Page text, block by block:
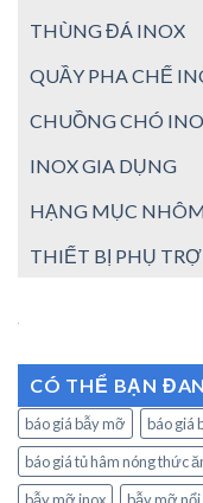
THÙNG ĐÁ INOX
QUẦY PHA CHẾ
CHUỒNG CHÓ
INOX GIA DỤNG
HẠNG MỤC
THIẾT BỊ PHỤ TRỢ
CÓ THỂ BẠN
báo giá bẫy mỡ báo giá
báo giá tủ hâm nóng thức
bẫy mỡ inox
bẫy mỡ nổi